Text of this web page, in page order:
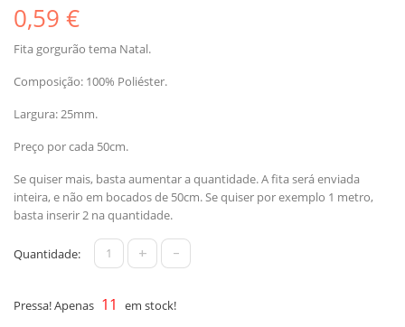
0,59 €
Fita gorgurão tema Natal.
Composição: 100% Poliéster.
Largura: 25mm.
Preço por cada 50cm.
Se quiser mais, basta aumentar a quantidade. A fita será enviada
inteira, e não em bocados de 50cm. Se quiser por exemplo 1 metro,
basta inserir 2 na quantidade.
Quantidade: + -
Pressa! Apenas 11 em stock!